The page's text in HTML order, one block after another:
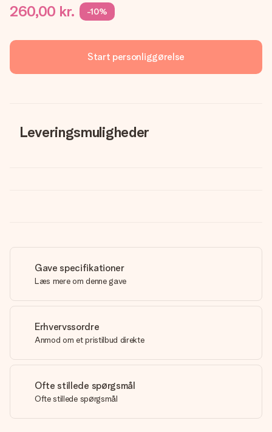
260,00 kr. -10%
Start personliggørelse
Leveringsmuligheder
Gave specifikationer
Læs mere om denne gave
Erhvervssordre
Anmod om et pristilbud direkte
Ofte stillede spørgsmål
Ofte stillede spørgsmål